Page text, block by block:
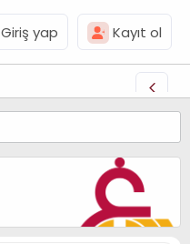
Giriş yap Kayıt ol